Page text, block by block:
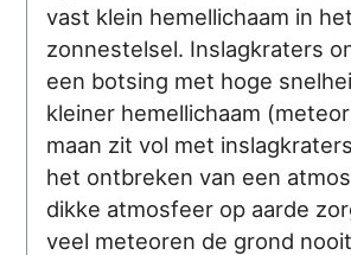
vast klein hemellichaam in het
zonnestelsel. Inslagkraters
een botsing met hoge
kleiner hemellichaam
maan zit vol met
het ontbreken van een
dikke atmosfeer op aarde
veel meteoren de grond